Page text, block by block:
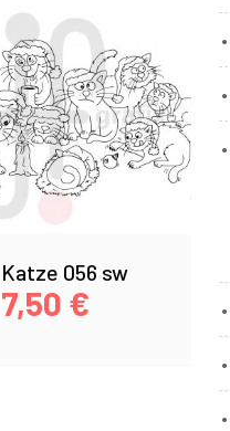
Katze 056 sw
7,50 €